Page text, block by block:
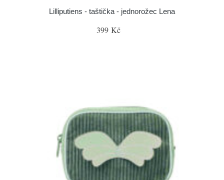
Lilliputiens - taštička - jednorožec Lena
399 Kč